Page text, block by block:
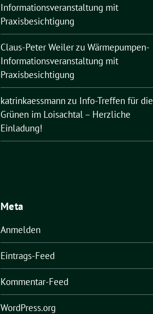
Informationsveranstaltung mit
Praxisbesichtigung
Claus-Peter Weilerzu Wärmepumpen-
Informationsveranstaltung mit
Praxisbesichtigung
katrinkaessmann zu Info-Treffen für die
Grünen im Loisachtal – Herzliche
Einladung!
Meta
Anmelden
Eintrags-Feed
Kommentar-Feed
WordPress.org